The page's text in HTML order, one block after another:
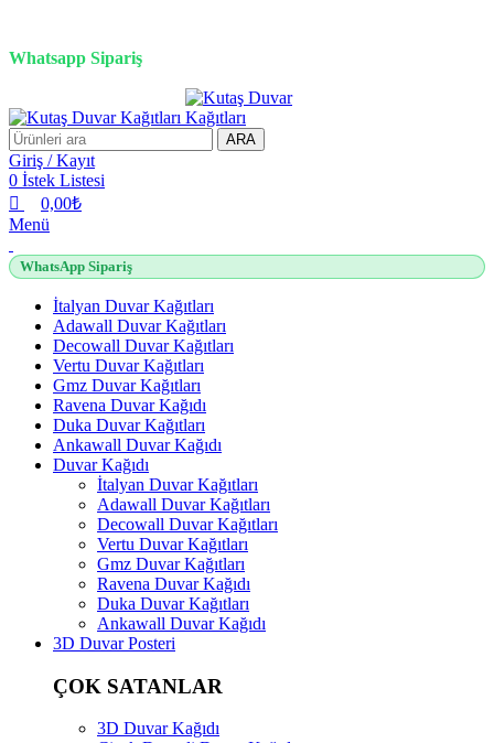
Whatsapp Sipariş
ARA
Giriş / Kayıt
0 İstek Listesi
0,00₺
Menü
WhatsApp Sipariş
İtalyan Duvar Kağıtları
Adawall Duvar Kağıtları
Decowall Duvar Kağıtları
Vertu Duvar Kağıtları
Gmz Duvar Kağıtları
Ravena Duvar Kağıdı
Duka Duvar Kağıtları
Ankawall Duvar Kağıdı
Duvar Kağıdı
İtalyan Duvar Kağıtları
Adawall Duvar Kağıtları
Decowall Duvar Kağıtları
Vertu Duvar Kağıtları
Gmz Duvar Kağıtları
Ravena Duvar Kağıdı
Duka Duvar Kağıtları
Ankawall Duvar Kağıdı
3D Duvar Posteri
ÇOK SATANLAR
3D Duvar Kağıdı